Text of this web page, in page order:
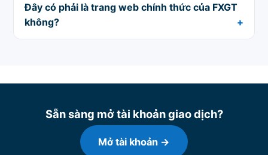
Đây có phải là trang web chính thức của FXGT
không?
Sẵn sàng mở tài khoản giao dịch?
Mở tài khoản →